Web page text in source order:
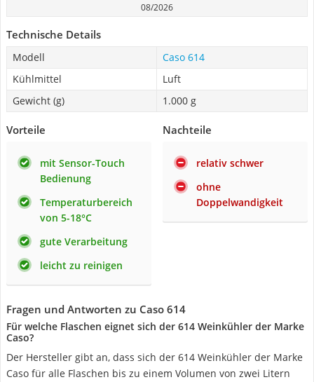
08/2026
Technische Details
Modell
Caso 614
Kühlmittel
Luft
Gewicht (g)
1.000 g
Vorteile
mit Sensor-Touch
Bedienung
Temperaturbereich
von 5-18°C
gute Verarbeitung
leicht zu reinigen
Nachteile
relativ schwer
ohne
Doppelwandigkeit
Fragen und Antworten zu Caso 614
Für welche Flaschen eignet sich der 614 Weinkühler der Marke
Caso?
Der Hersteller gibt an, dass sich der 614 Weinkühler der Marke
Caso für alle Flaschen bis zu einem Volumen von zwei Litern